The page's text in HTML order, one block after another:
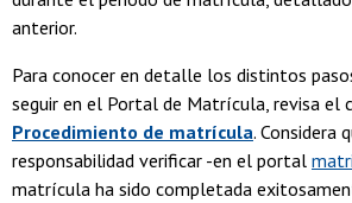
anterior.
Para conocer en detalle los distintos
seguir en el Portal de Matrícula, revisa el
Procedimiento de matrícula. Considera
responsabilidad verificar -en el portal
matrícula ha sido completada